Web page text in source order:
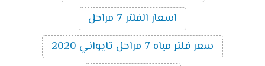
اسعار الفلتر 7 مراحل
سعر فلتر مياه 7 مراحل تايواني 2020